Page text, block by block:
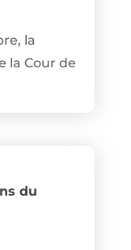
la
la Cour de
du